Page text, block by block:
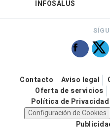
INFOSALUS
Contacto Aviso legal
Oferta de servicios
Política de Privacidad
Configuración de Cookies